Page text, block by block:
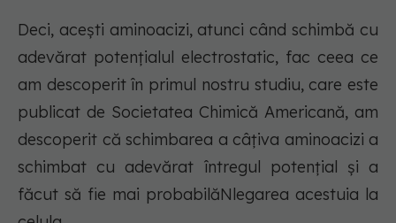
Deci, acești aminoacizi, atunci când schimbă cu
adevărat potențialul electrostatic, fac ceea ce
am descoperit în primul nostru studiu, care este
publicat de Societatea Chimică Americană, am
descoperit că schimbarea a câțiva aminoacizi a
schimbat cu adevărat întregul potențial și a
făcut să fie mai probabilăNlegarea acestuia la